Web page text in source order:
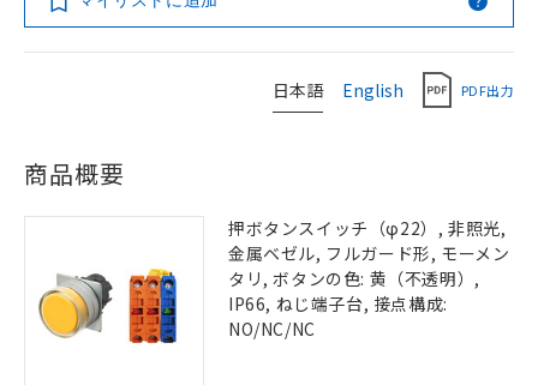
日本語 English PDF出力
商品概要
押ボタンスイッチ（φ22）, 非照光,
金属ベゼル, フルガード形, モーメン
タリ, ボタンの色: 黄（不透明）,
IP66, ねじ端子台, 接点構成:
NO/NC/NC